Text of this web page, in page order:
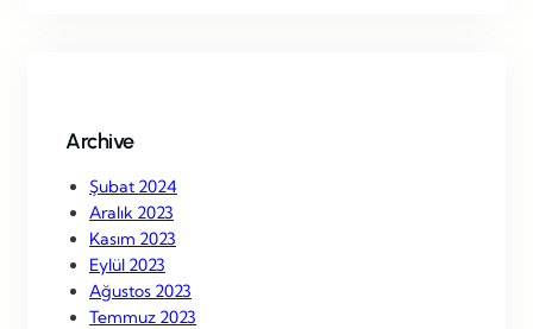
Archive
Şubat 2024
Aralık 2023
Kasım 2023
Eylül 2023
Ağustos 2023
Temmuz 2023